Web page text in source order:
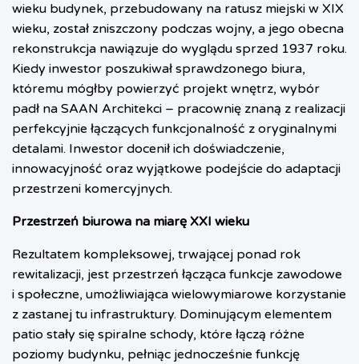
wieku budynek, przebudowany na ratusz miejski w XIX
wieku, został zniszczony podczas wojny, a jego obecna
rekonstrukcja nawiązuje do wyglądu sprzed 1937 roku.
Kiedy inwestor poszukiwał sprawdzonego biura,
któremu mógłby powierzyć projekt wnętrz, wybór
padł na SAAN Architekci – pracownię znaną z realizacji
perfekcyjnie łączących funkcjonalność z oryginalnymi
detalami. Inwestor docenił ich doświadczenie,
innowacyjność oraz wyjątkowe podejście do adaptacji
przestrzeni komercyjnych.
Przestrzeń biurowa na miarę XXI wieku
Rezultatem kompleksowej, trwającej ponad rok
rewitalizacji, jest przestrzeń łącząca funkcje zawodowe
i społeczne, umożliwiająca wielowymiarowe korzystanie
z zastanej tu infrastruktury. Dominującym elementem
patio stały się spiralne schody, które łączą różne
poziomy budynku, pełniąc jednocześnie funkcję